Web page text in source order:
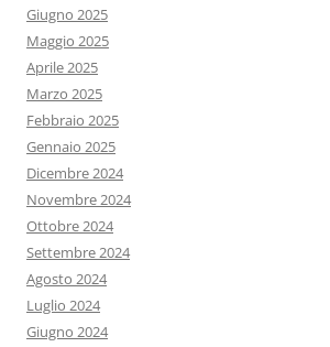
Giugno 2025
Maggio 2025
Aprile 2025
Marzo 2025
Febbraio 2025
Gennaio 2025
Dicembre 2024
Novembre 2024
Ottobre 2024
Settembre 2024
Agosto 2024
Luglio 2024
Giugno 2024